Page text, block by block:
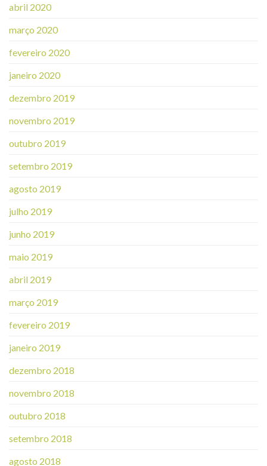
abril 2020
março 2020
fevereiro 2020
janeiro 2020
dezembro 2019
novembro 2019
outubro 2019
setembro 2019
agosto 2019
julho 2019
junho 2019
maio 2019
abril 2019
março 2019
fevereiro 2019
janeiro 2019
dezembro 2018
novembro 2018
outubro 2018
setembro 2018
agosto 2018